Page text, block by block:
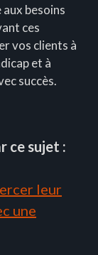
besoins
ces
vos clients à
et à
succès.
ce sujet :
leur
une